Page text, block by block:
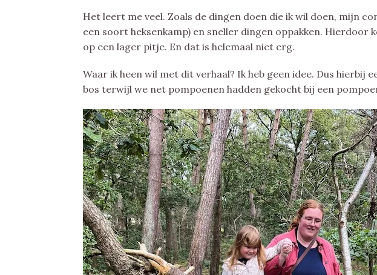
Het leert me veel. Zoals de dingen doen die ik wil doen, mijn
een soort heksenkamp) en sneller dingen oppakken. Hierdoor
op een lager pitje. En dat is helemaal niet erg.
Waar ik heen wil met dit verhaal? Ik heb geen idee. Dus hierbij
bos terwijl we net pompoenen hadden gekocht bij een